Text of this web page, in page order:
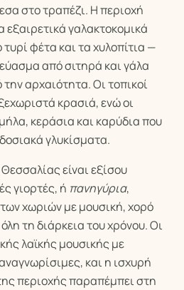
στο τραπέζι. Η περιοχή
εξαιρετικά γαλακτοκομικά
φέτα και τα χυλοπίτια —
από σιτηρά και γάλα
αρχαιότητα. Οι τοπικοί
κρασιά, ενώ οι
κεράσια και καρύδια που
γλυκίσματα.
είναι εξίσου
γιορτές, ή πανηγύρια,
των χωριών με μουσική, χορό
τη διάρκεια του χρόνου. Οι
λαϊκής μουσικής με
και η ισχυρή
περιοχής παραπέμπει στη